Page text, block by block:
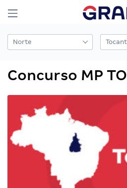
Concurso MP TO